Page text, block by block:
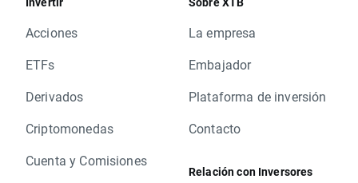
Acciones
ETFs
Derivados
Criptomonedas
Cuenta y Comisiones
La empresa
Embajador
Plataforma de inversión
Contacto
Relación con Inversores